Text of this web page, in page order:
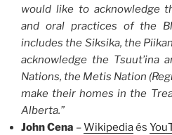
would like to acknowledge
and oral practices of the
includes the Siksika, the
acknowledge the Tsuut’ina
Nations, the Metis Nation
make their homes in the
Alberta.”
John Cena –Wikipediaés